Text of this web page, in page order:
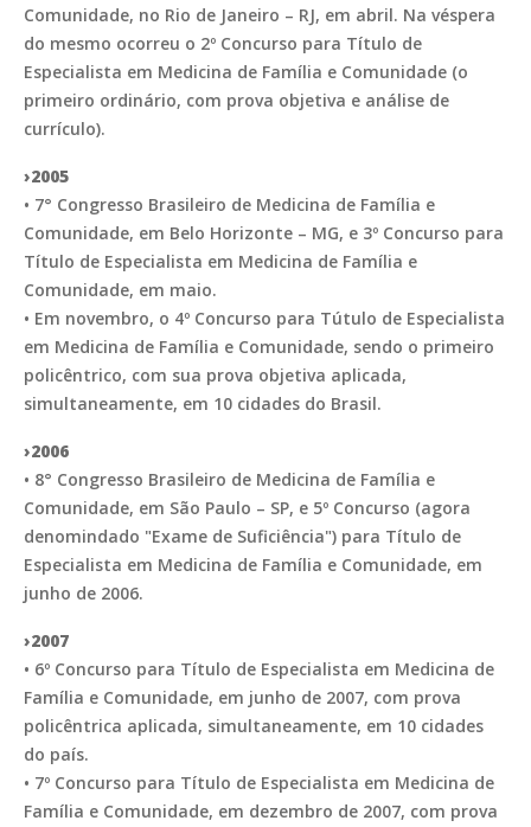
Comunidade, no Rio de Janeiro – RJ, em abril. Na véspera
do mesmo ocorreu o 2º Concurso para Título de
Especialista em Medicina de Família e Comunidade (o
primeiro ordinário, com prova objetiva e análise de
currículo).
›2005
• 7° Congresso Brasileiro de Medicina de Família e
Comunidade, em Belo Horizonte – MG, e 3º Concurso para
Título de Especialista em Medicina de Família e
Comunidade, em maio.
• Em novembro, o 4º Concurso para Tútulo de Especialista
em Medicina de Família e Comunidade, sendo o primeiro
policêntrico, com sua prova objetiva aplicada,
simultaneamente, em 10 cidades do Brasil.
›2006
• 8° Congresso Brasileiro de Medicina de Família e
Comunidade, em São Paulo – SP, e 5º Concurso (agora
denomindado "Exame de Suficiência") para Título de
Especialista em Medicina de Família e Comunidade, em
junho de 2006.
›2007
• 6º Concurso para Título de Especialista em Medicina de
Família e Comunidade, em junho de 2007, com prova
policêntrica aplicada, simultaneamente, em 10 cidades
do país.
• 7º Concurso para Título de Especialista em Medicina de
Família e Comunidade, em dezembro de 2007, com prova